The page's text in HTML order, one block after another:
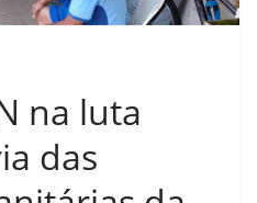
na luta
das